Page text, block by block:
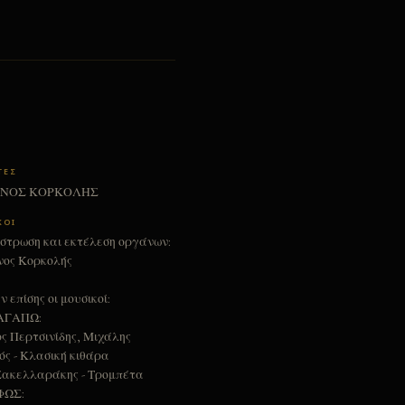
Η ΟΜΟΡΦΙΑ
ΨΕΜΜΑ ΝΑ ΄ΤΑΝ Η
ΚΟΡΚΟΛΗΣ
και εκτέλεση οργάνων:
Κορκολής
επίσης οι μουσικοί:
Περτσινίδης, Μιχάλης
- Κλασική κιθάρα
- Τρομπέτα